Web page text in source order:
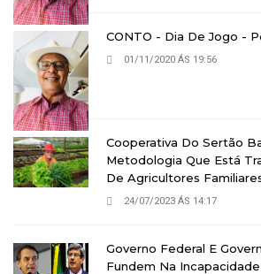
CONTO - Dia De Jogo -
01/11/2020 ÁS 19:56
Cooperativa Do Sertão
Metodologia Que Está
De Agricultores
24/07/2023 ÁS 14:17
Governo Federal E
Fundem Na